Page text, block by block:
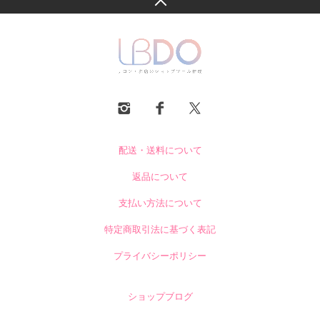
配送・送料について
返品について
支払い方法について
特定商取引法に基づく表記
プライバシーポリシー
ショップブログ